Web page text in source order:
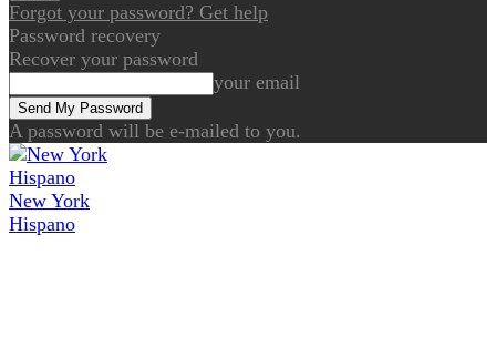
Forgot your password? Get help
Password recovery
Recover your password
your email
A password will be e-mailed to you.
New York
Hispano